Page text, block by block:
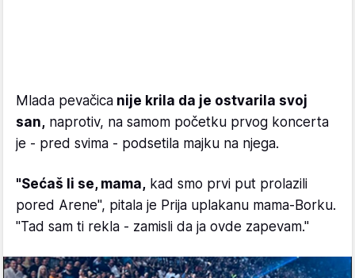
Mlada pevačica nije krila da je ostvarila svoj
san, naprotiv, na samom početku prvog koncerta
je - pred svima - podsetila majku na njega.
"Sećaš li se, mama, kad smo prvi put prolazili
pored Arene", pitala je Prija uplakanu mama-Borku.
"Tad sam ti rekla - zamisli da ja ovde zapevam."